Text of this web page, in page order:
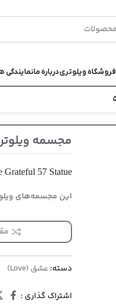
فروشگاه ویلوتریدرباره مانمایندگی
مجسمه
Grateful 57 Statue
این مجسمه‌های
دسته:عشق (Love)
اشتراک گذاری :